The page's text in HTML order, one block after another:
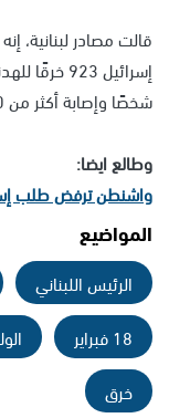
قالت مصادر لبنانية،
شخصًا وإصابة أكثر من 250 آخرين، وفقًا للبيانات الرسمية اللبنانية.
وطالع ايضا:
واشنطن ترفض طلب
المواضيع
الرئيس اللبناني
18 فبراير
خرق